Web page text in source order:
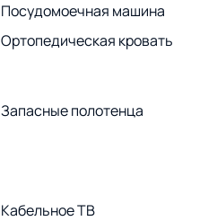
Посудомоечная машина
Ортопедическая кровать
Запасные полотенца
Кабельное ТВ